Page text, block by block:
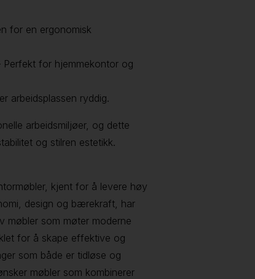
for en ergonomisk
Perfekt for hjemmekontor og
arbeidsplassen ryddig.
arbeidsmiljøer, og dette
og stilren estetikk.
kjent for å levere høy
design og bærekraft, har
møbler som møter moderne
for å skape effektive og
som både er tidløse og
møbler som kombinerer